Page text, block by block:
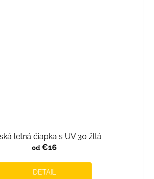
letná čiapka s UV 30 žltá
od€16
DETAIL